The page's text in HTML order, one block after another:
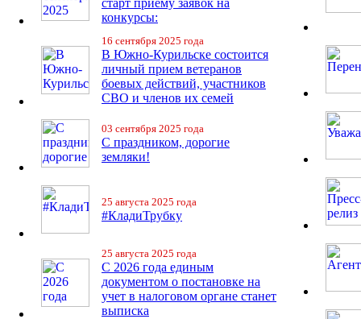
старт приему заявок на
конкурсы:
16 сентября 2025 года
В Южно-Курильске состоится
личный прием ветеранов
боевых действий, участников
СВО и членов их семей
03 сентября 2025 года
С праздником, дорогие
земляки!
25 августа 2025 года
#КладиТрубку
25 августа 2025 года
С 2026 года единым
документом о постановке на
учет в налоговом органе станет
выписка